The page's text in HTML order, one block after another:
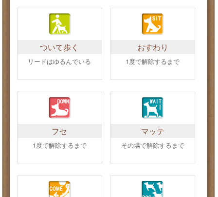
ついて歩く
リードはゆるんでいる
おすわり
1度で解除するまで
フセ
1度で解除するまで
マッテ
その場で解除するまで